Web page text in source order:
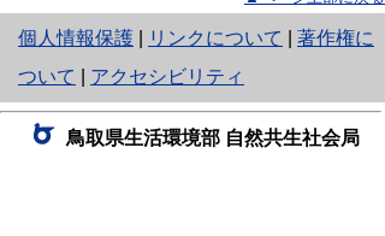
個人情報保護
と
り
ネ
ッ
リンクについて
著作権に
ついて
アクセシビリティ
鳥取県生活環境部 自然共生社会局